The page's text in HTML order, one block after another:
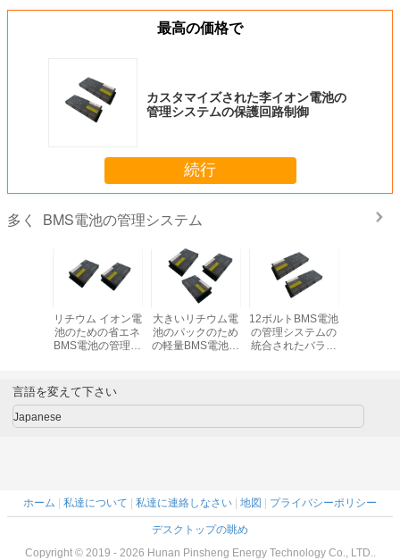
最高の価格で
カスタマイズされた李イオン電池の
管理システムの保護回路制御
続行
多く BMS電池の管理システム
リチウム イオン電
池のための省エネ
BMS電池の管理シ
大きいリチウム電
池のパックのため
の軽量BMS電池の
12ボルトBMS電池
の管理システムの
統合されたバラン
言語を変えて下さい
Japanese
ホーム | 私達について | 私達に連絡しなさい | 地図 | プライバシーポリシー
デスクトップの眺め
Copyright © 2019 - 2026 Hunan Pinsheng Energy Technology Co., LTD..